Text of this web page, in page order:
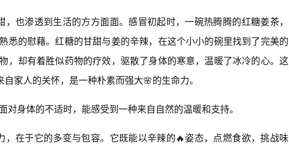
，也渗透到生活的方方面面。感冒初起时，一碗热腾腾的红糖姜茶，
悉的慰藉。红糖的甘甜与姜的辛辣，在这个小小的碗里找到了完美的
，却有着胜似药物的疗效，驱散了身体的寒意，温暖了冰冷的心。这
自家人的关怀，是一种朴素而强大🌸的生命力。
对身体的不适时，能感受到一种来自自然的温暖和支持。
，在于它的多变与包容。它既能以辛辣的🔥姿态，点燃食欲，挑战味